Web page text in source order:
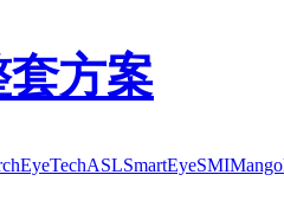
套方案
EyeTechASLSmartEyeSMI